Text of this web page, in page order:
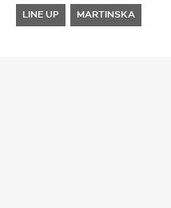
LINE UP MARTINSKA